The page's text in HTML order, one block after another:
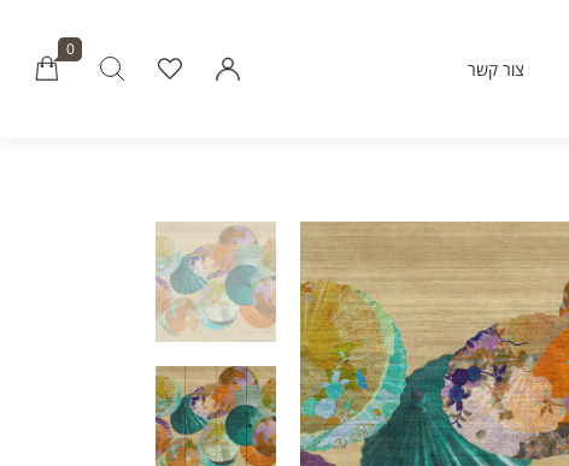
even hire freelancers. With an industry-leading
marketplace paired with an unlimited
subscription service, Envato helps creatives
like you get projects done faster.
About Envato
Community
צור קשר
0